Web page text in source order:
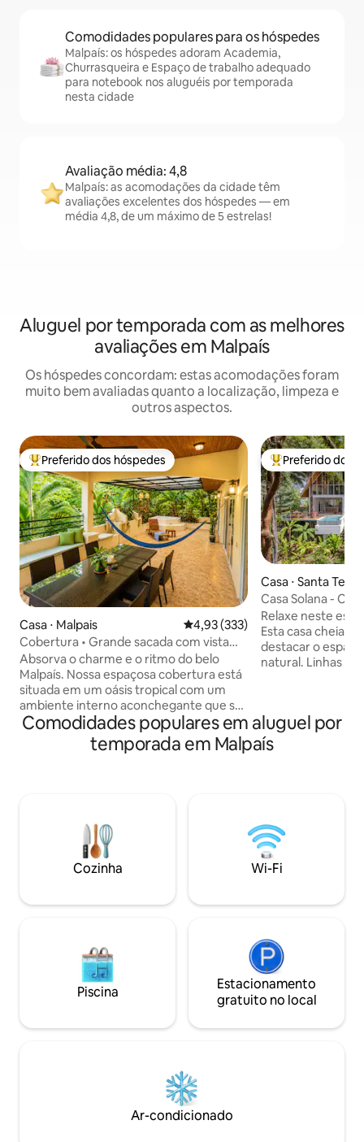
Comodidades populares para os hóspedes
Malpaís: os hóspedes adoram Academia,
Churrasqueira e Espaço de trabalho adequado
para notebook nos aluguéis por temporada
nesta cidade
Avaliação média: 4,8
Malpaís: as acomodações da cidade têm
avaliações excelentes dos hóspedes — em
média 4,8, de um máximo de 5 estrelas!
Aluguel por temporada com as melhores
avaliações em Malpaís
Os hóspedes concordam: estas acomodações foram
muito bem avaliadas quanto a localização, limpeza e
outros aspectos.
Entre os melhores preferidos dos hóspedes
Preferido dos hóspedes
Casa ⋅ Malpais 4,93 de uma avaliação média de
4,93 (333)
Cobertura • Grande sacada com vista
para a selva • Perto da praia
Absorva o charme e o ritmo do belo
Malpaís. Nossa espaçosa cobertura está
situada em um oásis tropical com um
ambiente interno aconchegante que se
abre para uma enorme varanda com
vista para a piscina tropical. Caminhe até
as belas praias e piscinas naturais. Perto
excelentes opções de refeições e uma
vida noturna divertida. Mercearia,
cervejaria e pizzaria bem na esquina.
Água purificada Wi-Fi de fibra óptica
Entre os
Preferido dos
Casa ⋅ Santa
Casa Solana -
para o mar
Relaxe neste
Esta casa cheia
destacar o
natural. Linhas
circundante e as
áreas de estar
convidam a uma
ao mesmo tempo
colina.
Comodidades populares em aluguel por
temporada em Malpaís
Cozinha Wi-Fi
Piscina
Estacionamento
gratuito no local
Ar-condicionado